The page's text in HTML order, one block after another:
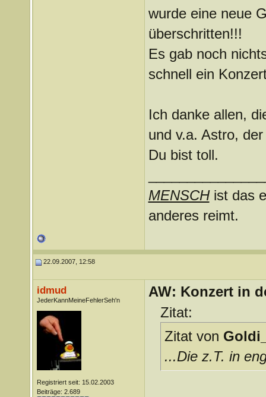
wurde eine neue
überschritten!!!
Es gab noch
schnell ein
Ich danke allen,
und v.a. Astro,
Du bist toll.
MENSCHist das
anderes reimt.
22.09.2007, 12:58
idmud
JederKannMeineFehlerSeh'n
Registriert seit: 15.02.2003
Beiträge: 2.689
AW: Konzert in
Zitat:
Zitat von
...Die z.T. in